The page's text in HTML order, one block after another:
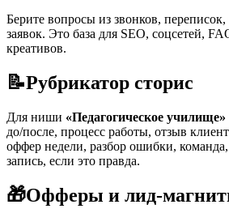
Берите вопросы из звонков,
заявок. Это база для SEO, соцсетей,
креативов.
📝Рубрикатор сторис
Для ниши «Педагогическое училище»
до/после, процесс работы, отзыв
оффер недели, разбор ошибки,
запись, если это правда.
🎁Офферы и лид-